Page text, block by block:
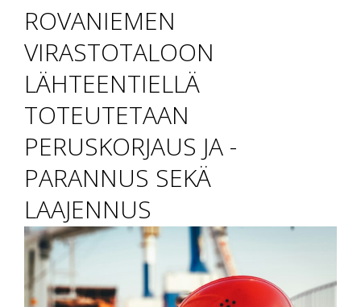
ROVANIEMEN
VIRASTOTALOON
LÄHTEENTIELLÄ
TOTEUTETAAN
PERUSKORJAUS JA -
PARANNUS SEKÄ
LAAJENNUS